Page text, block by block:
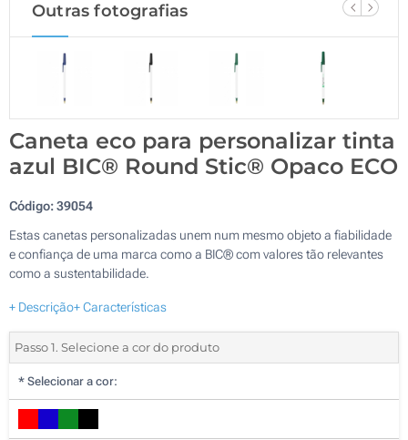
Outras fotografias
Caneta eco para personalizar tinta
azul BIC® Round Stic® Opaco ECO
Código:39054
Estas canetas personalizadas unem num mesmo objeto a fiabilidade
e confiança de uma marca como a BIC® com valores tão relevantes
como a sustentabilidade.
+ Descrição+ Características
Passo 1. Selecione a cor do produto
* Selecionar a cor: